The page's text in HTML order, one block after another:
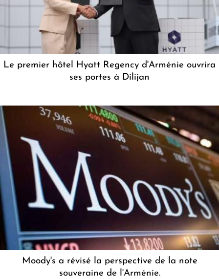
Le premier hôtel Hyatt Regency d'Arménie ouvrira
ses portes à Dilijan
Moody's a révisé la perspective de la note
souveraine de l'Arménie.